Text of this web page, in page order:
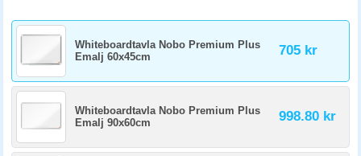
Whiteboardtavla Nobo Premium Plus
Emalj 60x45cm
705 kr
Whiteboardtavla Nobo Premium Plus
Emalj 90x60cm
998.80 kr